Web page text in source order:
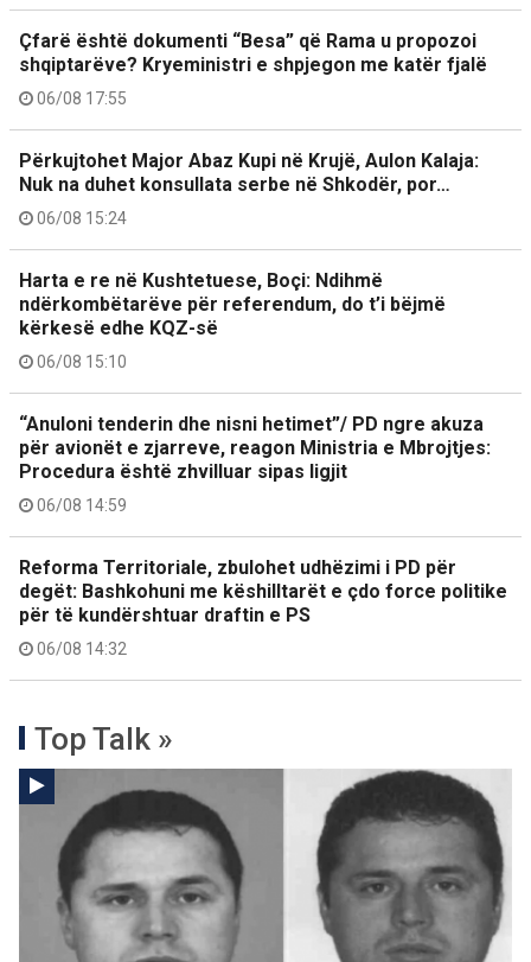
Çfarë është dokumenti “Besa” që Rama u propozoi
shqiptarëve? Kryeministri e shpjegon me katër fjalë
06/08 17:55
Përkujtohet Major Abaz Kupi në Krujë, Aulon Kalaja:
Nuk na duhet konsullata serbe në Shkodër, por…
06/08 15:24
Harta e re në Kushtetuese, Boçi: Ndihmë
ndërkombëtarëve për referendum, do t’i bëjmë
kërkesë edhe KQZ-së
06/08 15:10
“Anuloni tenderin dhe nisni hetimet”/ PD ngre akuza
për avionët e zjarreve, reagon Ministria e Mbrojtjes:
Procedura është zhvilluar sipas ligjit
06/08 14:59
Reforma Territoriale, zbulohet udhëzimi i PD për
degët: Bashkohuni me këshilltarët e çdo force politike
për të kundërshtuar draftin e PS
06/08 14:32
Top Talk »